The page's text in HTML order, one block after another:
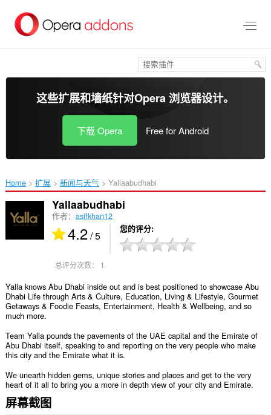
这些扩展和墙纸针对Opera 浏览器设计。
下载 Opera Free for Android
Home 扩展 新闻与天气 Yallaabudhabi‎
Yallaabudhabi
作者： asifkhan12
4.2/ 5 您的评分
总评分次数： 1
Yalla knows Abu Dhabi inside out and is best positioned to showcase Abu
Dhabi Life through Arts & Culture, Education, Living & Lifestyle, Gourmet
Getaways & Foodie Feasts, Entertainment, Health & Wellbeing, and so
much more.
Team Yalla pounds the pavements of the UAE capital and the Emirate of
Abu Dhabi itself, speaking to and reporting on the very people who make
this city and the Emirate what it is.
We unearth hidden gems, unique stories and places and get to the very
heart of it all to bring you a more in depth view of your city and Emirate.
屏幕截图